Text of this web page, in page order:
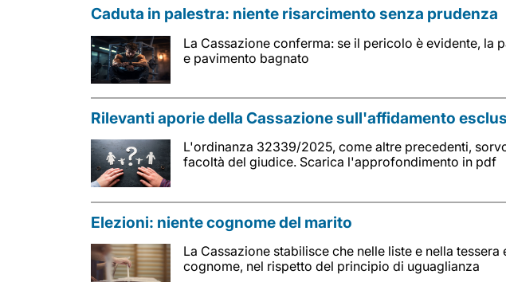
Caduta in palestra: niente risarcimento senza prudenza
La Cassazione conferma: se il pericolo è evidente,
e pavimento bagnato
Rilevanti aporie della Cassazione sull'affidamento
L'ordinanza 32339/2025, come altre precedenti,
facoltà del giudice. Scarica l'approfondimento in pdf
Elezioni: niente cognome del marito
La Cassazione stabilisce che nelle liste e nella
cognome, nel rispetto del principio di uguaglianza